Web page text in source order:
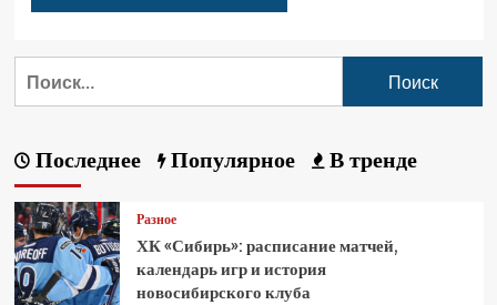
Последнее Популярное В тренде
Разное
ХК «Сибирь»: расписание матчей,
календарь игр и история
новосибирского клуба